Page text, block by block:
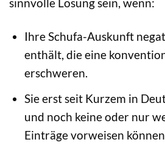
Ihre Schufa-Auskunft
enthält, die eine
erschweren.
Sie erst seit Kurzem in
und noch keine oder nur
Einträge vorweisen können.